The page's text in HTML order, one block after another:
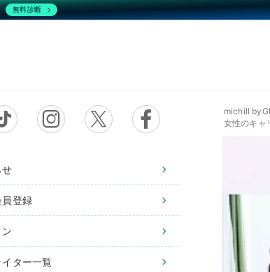
せ
員登録
ン
ター一覧
michill
女性のキャ
無料診断